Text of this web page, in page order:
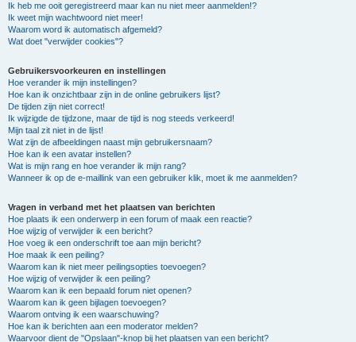
Ik heb me ooit geregistreerd maar kan nu niet meer aanmelden!?
Ik weet mijn wachtwoord niet meer!
Waarom word ik automatisch afgemeld?
Wat doet "verwijder cookies"?
Gebruikersvoorkeuren en instellingen
Hoe verander ik mijn instellingen?
Hoe kan ik onzichtbaar zijn in de online gebruikers lijst?
De tijden zijn niet correct!
Ik wijzigde de tijdzone, maar de tijd is nog steeds verkeerd!
Mijn taal zit niet in de lijst!
Wat zijn de afbeeldingen naast mijn gebruikersnaam?
Hoe kan ik een avatar instellen?
Wat is mijn rang en hoe verander ik mijn rang?
Wanneer ik op de e-maillink van een gebruiker klik, moet ik me aanmelden?
Vragen in verband met het plaatsen van berichten
Hoe plaats ik een onderwerp in een forum of maak een reactie?
Hoe wijzig of verwijder ik een bericht?
Hoe voeg ik een onderschrift toe aan mijn bericht?
Hoe maak ik een peiling?
Waarom kan ik niet meer peilingsopties toevoegen?
Hoe wijzig of verwijder ik een peiling?
Waarom kan ik een bepaald forum niet openen?
Waarom kan ik geen bijlagen toevoegen?
Waarom ontving ik een waarschuwing?
Hoe kan ik berichten aan een moderator melden?
Waarvoor dient de "Opslaan"-knop bij het plaatsen van een bericht?